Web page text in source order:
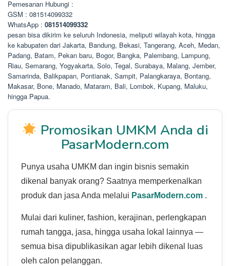
Pemesanan Hubungi :
GSM : 081514099332
WhatsApp : 081514099332
pesan bisa dikirim ke seluruh Indonesia, meliputi wilayah kota, hingga
ke kabupaten dari Jakarta, Bandung, Bekasi, Tangerang, Aceh, Medan,
Padang, Batam, Pekan baru, Bogor, Bangka, Palembang, Lampung,
Riau, Semarang, Yogyakarta, Solo, Tegal, Surabaya, Malang, Jember,
Samarinda, Balikpapan, Pontianak, Sampit, Palangkaraya, Bontang,
Makasar, Bone, Manado, Mataram, Bali, Lombok, Kupang, Maluku,
hingga Papua.
Promosikan UMKM Anda di
PasarModern.com
Punya usaha UMKM dan ingin bisnis semakin
dikenal banyak orang? Saatnya memperkenalkan
produk dan jasa Anda melalui PasarModern.com .
Mulai dari kuliner, fashion, kerajinan, perlengkapan
rumah tangga, jasa, hingga usaha lokal lainnya —
semua bisa dipublikasikan agar lebih dikenal luas
oleh calon pelanggan.